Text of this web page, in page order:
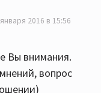
2016 в 15:56
Вы внимания.
вопрос